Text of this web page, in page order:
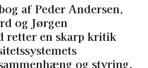
af Peder Andersen,
og Jørgen
retter en skarp kritik
og styring.